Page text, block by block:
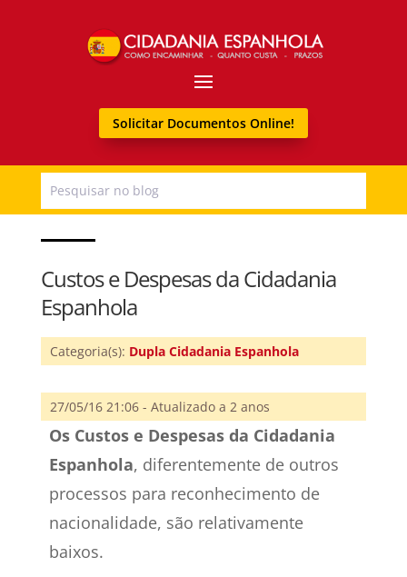
Solicitar Documentos Online!
Custos e Despesas da Cidadania
Espanhola
Categoria(s): Dupla Cidadania Espanhola
27/05/16 21:06 - Atualizado a 2 anos
Os Custos e Despesas da Cidadania
Espanhola, diferentemente de outros
processos para reconhecimento de
nacionalidade, são relativamente
baixos.